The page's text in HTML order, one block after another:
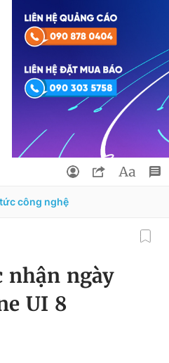
công nghệ
nhận ngày
UI 8